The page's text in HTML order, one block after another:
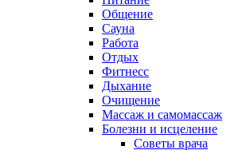
Общение
Сауна
Работа
Отдых
Фитнесс
Дыхание
Очищение
Массаж и самомассаж
Болезни и исцеление
Советы врача